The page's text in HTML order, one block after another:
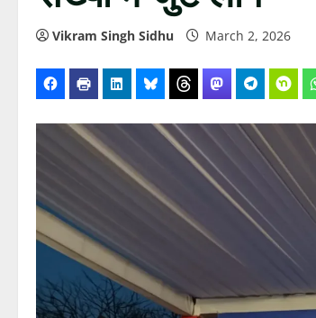
Vikram Singh Sidhu March 2, 2026